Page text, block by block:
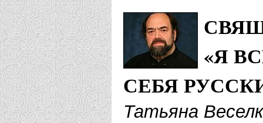
«Я
СЕБЯ
Татьяна